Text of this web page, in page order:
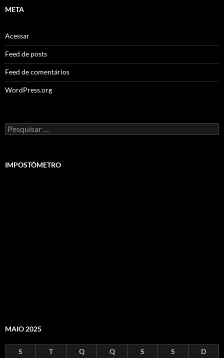
META
Acessar
Feed de posts
Feed de comentários
WordPress.org
Pesquisar
por:
IMPOSTÔMETRO
MAIO 2025
S T Q Q S S
D